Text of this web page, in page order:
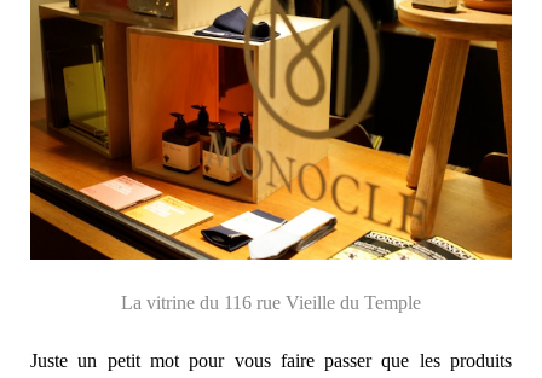
La vitrine du 116 rue Vieille du Temple
Juste un petit mot pour vous faire passer que les produits